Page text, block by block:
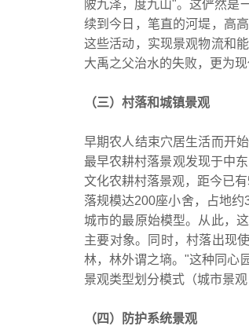
陂九泽，度九山"。这俨然是
续到今日，笔直的河堤，高
这些活动，实现景观物流和
大禹之父治水的失败，更
（三）村落和城镇景观
早期农人结束穴居生活而开
最早农耕村落景观发现于中
文化农耕村落景观，距今已
落规模达200座小舍，占地
城市的最原始模型。从此，
主要对象。同时，村落出现
林，林外谓之墒。"这种同心
景观类型划分模式（城市
（四）防护系统景观